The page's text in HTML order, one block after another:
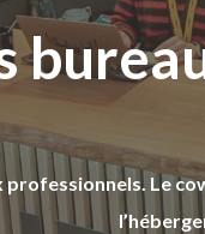
professionnels. Le